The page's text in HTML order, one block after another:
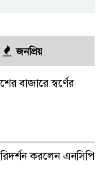
জনপ্রিয়
বাজারে স্বর্ণের
করলেন এনসিপি